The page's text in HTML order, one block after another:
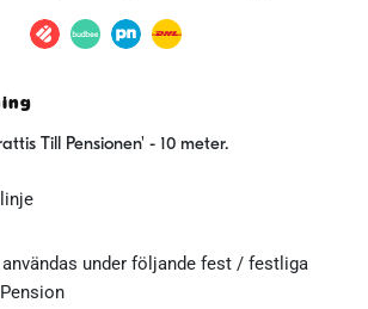
Till Pensionen' - 10 meter.
under följande fest / festliga